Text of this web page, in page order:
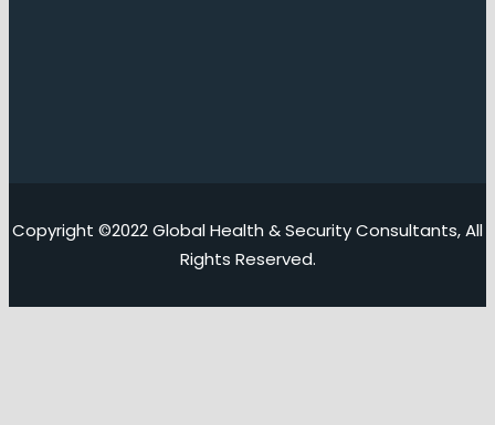
Copyright ©2022 Global Health & Security Consultants, All
Rights Reserved.